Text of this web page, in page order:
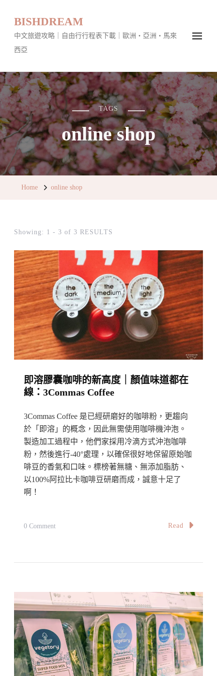
BISHDREAM
中文旅遊攻略｜自由行行程表下載｜歐洲・亞洲・馬來
西亞
TAGS
online shop
Home online shop
Showing: 1 - 3 of 3 RESULTS
即溶膠囊咖啡的新高度｜顏值味道都在
線：3Commas Coffee
3Commas Coffee 是已經研磨好的咖啡粉，更趨向
於「即溶」的概念，因此無需使用咖啡機沖泡。
製造加工過程中，他們家採用冷滴方式沖泡咖啡
粉，然後進行-40°處理，以確保很好地保留原始咖
啡豆的香氣和口味。標榜著無糖、無添加脂肪、
以100%阿拉比卡咖啡豆研磨而成，誠意十足了
啊！
0 CommentOn
咖
啡
的
新
高
度
Read